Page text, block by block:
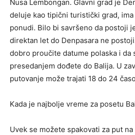
Nusa Lembongan. Glavni grad je
deluje kao tipični turistički grad,
ponudi. Bilo bi savršeno da postoji
direktan let do Denpasara ne
dobro proučite datume polaska i da
presedanjem dođete do Balija. U
putovanje može trajati 18 do 24
Kada je najbolje vreme za posetu
Uvek se možete spakovati za put